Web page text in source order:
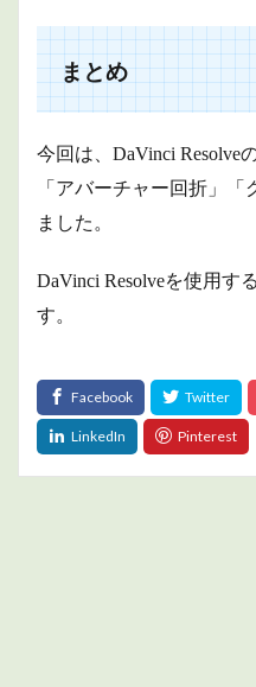
まとめ
今回は、DaVinci Resolve
「アバーチャー回折」
ました。
DaVinci Resolveを使用す
す。